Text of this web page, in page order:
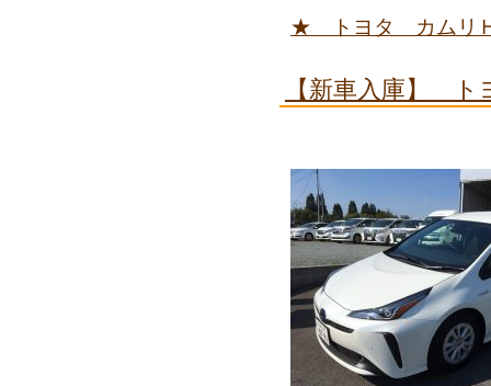
★ トヨタ カムリ
【新車入庫】